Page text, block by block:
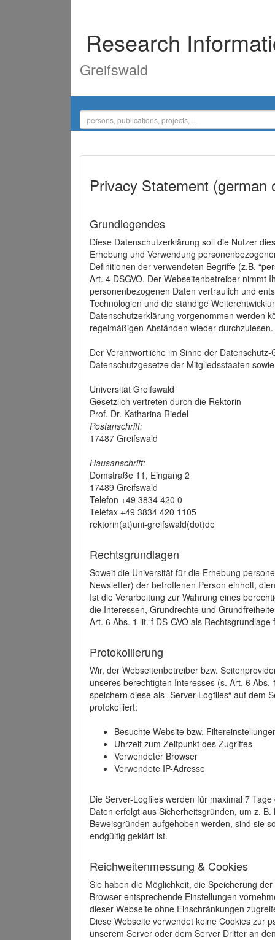
Research
Greifswald
Privacy Statement (german
Grundlegendes
Diese Datenschutzerklärung soll die Nutzer
Erhebung und Verwendung
Definitionen der verwendeten Begriffe (z.B.
Art. 4 DSGVO. Der Webseitenbetreiber nimmt
personenbezogenen Daten vertraulich und
Technologien und die ständige
Datenschutzerklärung vorgenommen werden
regelmäßigen Abständen wieder durchzulesen.
Der Verantwortliche im Sinne der
Datenschutzgesetze der Mitgliedsstaaten
Universität Greifswald
Gesetzlich vertreten durch die Rektorin
Prof. Dr. Katharina Riedel
Postanschrift:
17487 Greifswald
Hausanschrift:
Domstraße 11, Eingang 2
17489 Greifswald
Telefon +49 3834 420 0
Telefax +49 3834 420 1105
rektorin(at)uni-greifswald(dot)de
Rechtsgrundlagen
Soweit die Universität für die Erhebung
Newsletter) der betroffenen Person einholt,
Ist die Verarbeitung zur Wahrung eines
die Interessen, Grundrechte und
Art. 6 Abs. 1 lit. f DS-GVO als
Protokollierung
Wir, der Webseitenbetreiber bzw.
unseres berechtigten Interesses (s. Art. 6
speichern diese als „Server-Logfiles“ auf dem
protokolliert:
Besuchte Website bzw.
Uhrzeit zum Zeitpunkt des Zugriffes
Verwendeter Browser
Verwendete IP-Adresse
Die Server-Logfiles werden für maximal 7
Daten erfolgt aus Sicherheitsgründen, um z.
Beweisgründen aufgehoben werden, sind sie
endgültig geklärt ist.
Reichweitenmessung & Cookies
Sie haben die Möglichkeit, die Speicherung
Browser entsprechende Einstellungen
dieser Webseite ohne Einschränkungen
Diese Webseite verwendet keine Cookies zur
unserem Server oder dem Server Dritter an